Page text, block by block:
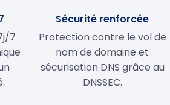
7
Sécurité renforcée
Protection contre le vol de
nom de domaine et
sécurisation DNS grâce au
DNSSEC.